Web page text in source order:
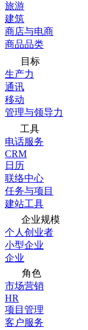
旅游
建筑
商店与电商
商品品类
目标
生产力
通讯
移动
管理与领导力
工具
电话服务
CRM
日历
联络中心
任务与项目
建站工具
企业规模
个人创业者
小型企业
企业
角色
市场营销
HR
项目管理
客户服务